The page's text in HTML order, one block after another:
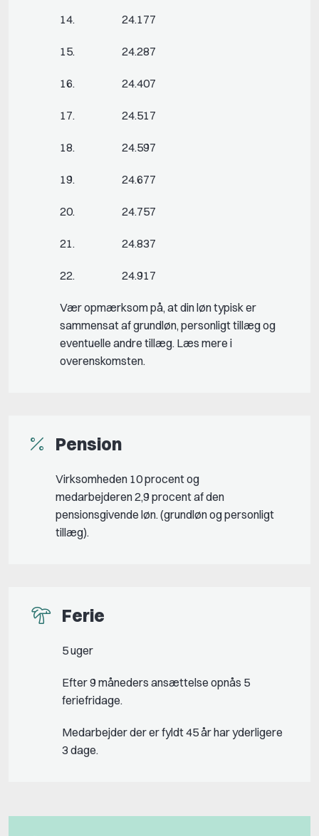
14. 24.177
15. 24.287
16. 24.407
17. 24.517
18. 24.597
19. 24.677
20. 24.757
21. 24.837
22. 24.917
Vær opmærksom på, at din løn typisk er
sammensat af grundløn, personligt tillæg og
eventuelle andre tillæg. Læs mere i
overenskomsten.
Pension
Virksomheden 10 procent og
medarbejderen 2,9 procent af den
pensionsgivende løn. (grundløn og personligt
tillæg).
Ferie
5 uger
Efter 9 måneders ansættelse opnås 5
feriefridage.
Medarbejder der er fyldt 45 år har yderligere
3 dage.